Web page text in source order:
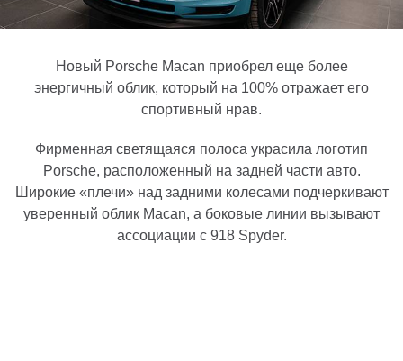
Новый Porsche Macan приобрел еще более
энергичный облик, который на 100% отражает его
спортивный нрав.
Фирменная светящаяся полоса украсила логотип
Porsche, расположенный на задней части авто.
Широкие «плечи» над задними колесами подчеркивают
уверенный облик Macan, а боковые линии вызывают
ассоциации с 918 Spyder.